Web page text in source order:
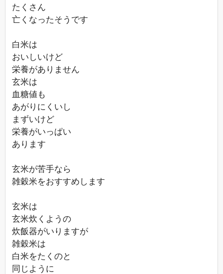
たくさん
亡くなったそうです
白米は
おいしいけど
栄養がありません
玄米は
血糖値も
あがりにくいし
まずいけど
栄養がいっぱい
あります
玄米が苦手なら
雑穀米をおすすめします
玄米は
玄米炊くようの
炊飯器がいりますが
雑穀米は
白米をたくのと
同じように